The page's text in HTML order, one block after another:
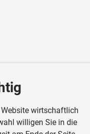
wirtschaftlich
willigen Sie in die